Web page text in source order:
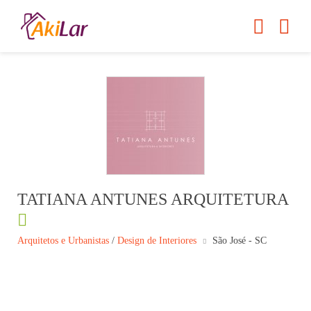
TATIANA ANTUNES ARQUITETURA
Arquitetos e Urbanistas / Design de Interiores São José - SC